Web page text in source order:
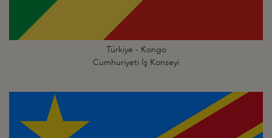
Türkiye - Kongo
Cumhuriyeti İş Konseyi